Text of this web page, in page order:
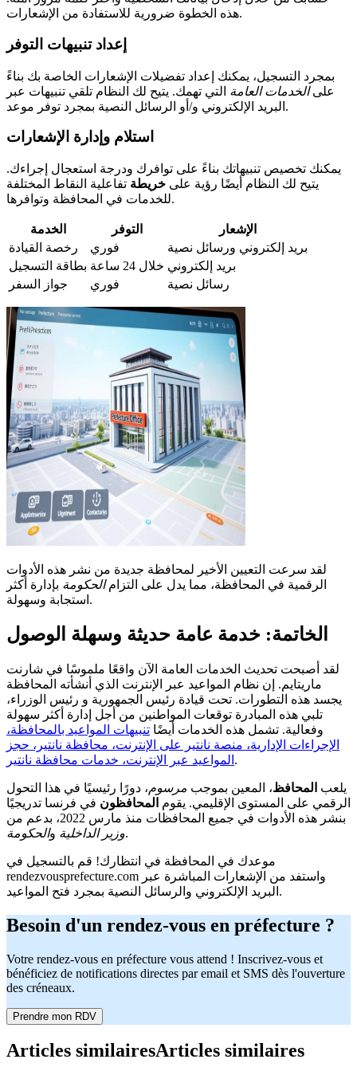
هذه الخطوة ضرورية للاستفادة من الإشعارات.
إعداد تنبيهات التوفر
بمجرد التسجيل، يمكنك إعداد تفضيلات الإشعارات الخاصة بك بناءً
علىالخدمات العامة التي تهمك. يتيح لك النظام تلقي تنبيهات عبر
البريد الإلكتروني و/أو الرسائل النصية بمجرد توفر موعد.
استلام وإدارة الإشعارات
يمكنك تخصيص تنبيهاتك بناءً على توافرك ودرجة استعجال إجراءك.
يتيح لك النظام أيضًا رؤية على خريطة تفاعلية النقاط المختلفة
للخدمات في المحافظة وتوافرها.
الخدمة التوفر
الإشعار
رخصة القيادة
فوري
بريد إلكتروني ورسائل نصية
بطاقة التسجيل
خلال 24 ساعة بريد إلكتروني
جواز السفر
فوري رسائل نصية
لقد سرعت التعيين الأخير لمحافظة جديدة من نشر هذه الأدوات
الرقمية في المحافظة، مما يدل على التزامالحكومة بإدارة أكثر
استجابة وسهولة.
الخاتمة: خدمة عامة حديثة وسهلة الوصول
لقد أصبحت تحديث الخدمات العامة الآن واقعًا ملموسًا في شارنت
ماريتايم. إن نظام المواعيد عبر الإنترنت الذي أنشأته المحافظة
يجسد هذه التطورات. تحت قيادة رئيس الجمهورية و رئيس الوزراء،
تلبي هذه المبادرة توقعات المواطنين من أجل إدارة أكثر سهولة
وفعالية. تشمل هذه الخدمات أيضًا تنبيهات المواعيد بالمحافظة،
الإجراءات الإدارية، منصة نانتير على الإنترنت، محافظة نانتير، حجز
المواعيد عبر الإنترنت، خدمات محافظة نانتير .
يلعب المحافظ، المعين بموجب مرسوم، دورًا رئيسيًا في هذا التحول
الرقمي على المستوى الإقليمي. يقوم المحافظون في فرنسا تدريجيًا
بنشر هذه الأدوات في جميع المحافظات منذ مارس 2022، بدعم من
وزير الداخلية والحكومة .
موعدك في المحافظة في انتظارك! قم بالتسجيل في
rendezvousprefecture.com واستفد من الإشعارات المباشرة عبر
البريد الإلكتروني والرسائل النصية بمجرد فتح المواعيد.
Besoin d'un rendez-vous en préfecture ?
Votre rendez-vous en préfecture vous attend ! Inscrivez-vous et
bénéficiez de notifications directes par email et SMS dès l'ouverture
des créneaux.
Prendre mon RDV
Articles similairesArticles similaires